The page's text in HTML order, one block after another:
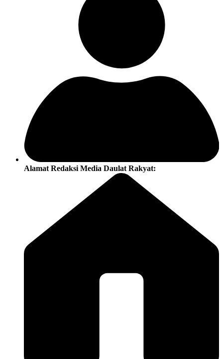
Alamat Redaksi Media Daulat Rakyat: